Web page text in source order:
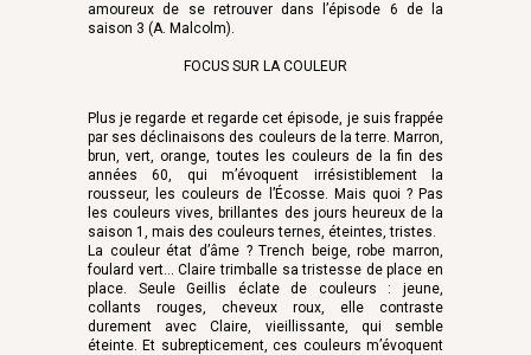
amoureux de se retrouver dans l’épisode 6 de la
saison 3 (A. Malcolm).
FOCUS SUR LA COULEUR
Plus je regarde et regarde cet épisode, je suis frappée
par ses déclinaisons des couleurs de la terre. Marron,
brun, vert, orange, toutes les couleurs de la fin des
années 60, qui m’évoquent irrésistiblement la
rousseur, les couleurs de l’Écosse. Mais quoi ? Pas
les couleurs vives, brillantes des jours heureux de la
saison 1, mais des couleurs ternes, éteintes, tristes.
La couleur état d’âme ? Trench beige, robe marron,
foulard vert… Claire trimballe sa tristesse de place en
place. Seule Geillis éclate de couleurs : jeune,
collants rouges, cheveux roux, elle contraste
durement avec Claire, vieillissante, qui semble
éteinte. Et subrepticement, ces couleurs m’évoquent